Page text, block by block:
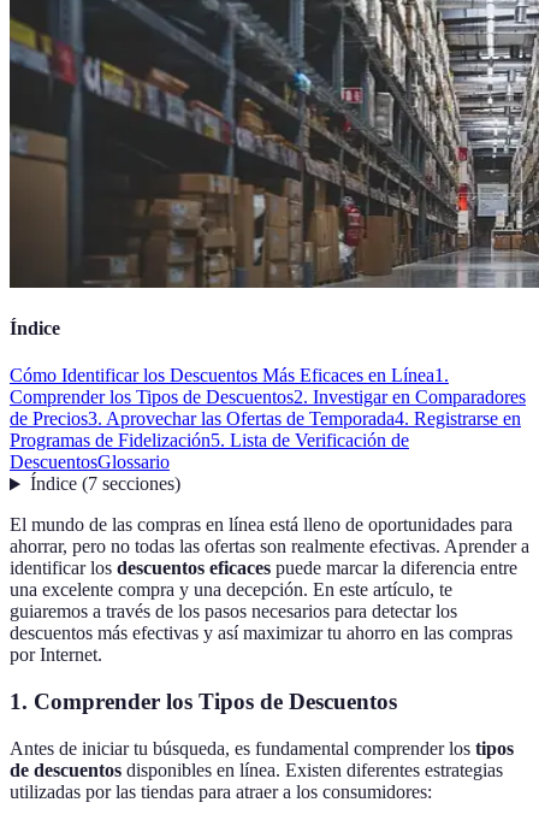
Índice
Cómo Identificar los Descuentos Más Eficaces en Línea1.
Comprender los Tipos de Descuentos2. Investigar en Comparadores
de Precios3. Aprovechar las Ofertas de Temporada4. Registrarse en
Programas de Fidelización5. Lista de Verificación de
DescuentosGlossario
Índice(7 secciones)
El mundo de las compras en línea está lleno de oportunidades para
ahorrar, pero no todas las ofertas son realmente efectivas. Aprender a
identificar los descuentos eficaces puede marcar la diferencia entre
una excelente compra y una decepción. En este artículo, te
guiaremos a través de los pasos necesarios para detectar los
descuentos más efectivas y así maximizar tu ahorro en las compras
por Internet.
1. Comprender los Tipos de Descuentos
Antes de iniciar tu búsqueda, es fundamental comprender los tipos
de descuentos disponibles en línea. Existen diferentes estrategias
utilizadas por las tiendas para atraer a los consumidores: